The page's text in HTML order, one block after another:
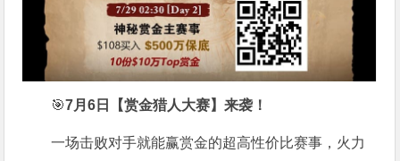
🎯7月6日【赏金猎人大赛】来袭！
一场击败对手就能赢赏金的超高性价比赛事，火力